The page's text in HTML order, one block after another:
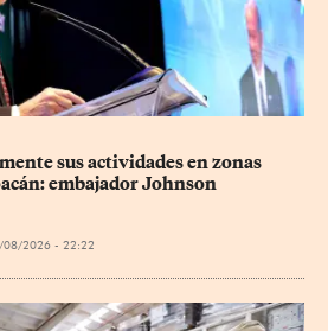
sus actividades en zonas
embajador Johnson
08/2026 - 22:22